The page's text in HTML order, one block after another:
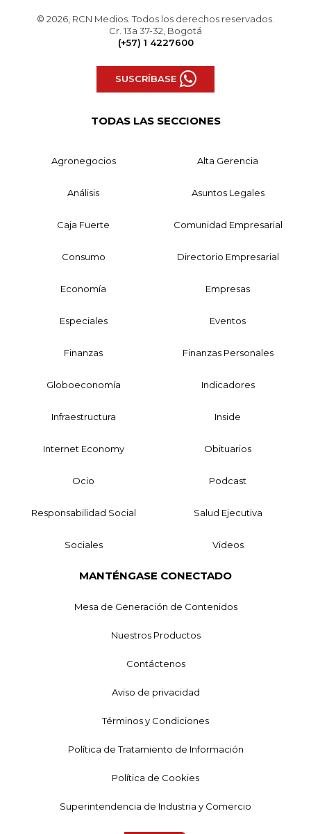
© 2026, RCN Medios. Todos los derechos reservados.
Cr. 13a 37-32, Bogotá
(+57) 1 4227600
SUSCRÍBASE
TODAS LAS SECCIONES
Agronegocios Alta Gerencia
Análisis Asuntos Legales
Caja Fuerte Comunidad Empresarial
Consumo Directorio Empresarial
Economía Empresas
Especiales Eventos
Finanzas Finanzas Personales
Globoeconomía Indicadores
Infraestructura Inside
Internet Economy Obituarios
Ocio Podcast
Responsabilidad Social Salud Ejecutiva
Sociales Videos
MANTÉNGASE CONECTADO
Mesa de Generación de Contenidos
Nuestros Productos
Contáctenos
Aviso de privacidad
Términos y Condiciones
Política de Tratamiento de Información
Política de Cookies
Superintendencia de Industria y Comercio